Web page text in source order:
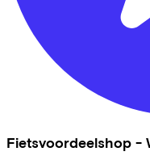
Fietsvoordeelshop -